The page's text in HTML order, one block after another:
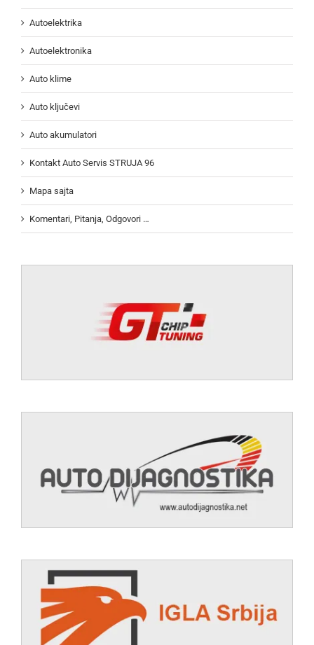
Autoelektrika
Autoelektronika
Auto klime
Auto ključevi
Auto akumulatori
Kontakt Auto Servis STRUJA 96
Mapa sajta
Komentari, Pitanja, Odgovori …